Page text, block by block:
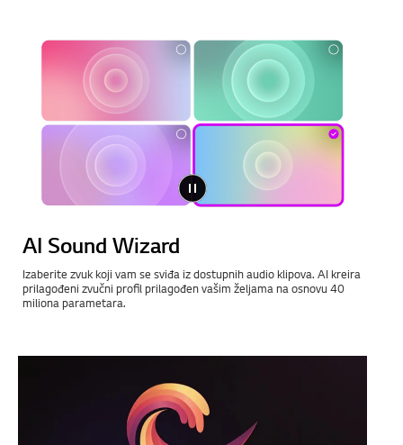
AI Sound Wizard
Izaberite zvuk koji vam se sviđa iz dostupnih audio klipova. AI kreira
prilagođeni zvučni profil prilagođen vašim željama na osnovu 40
miliona parametara.